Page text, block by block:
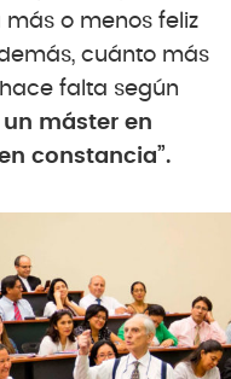
o menos feliz
cuánto más
falta según
un máster en
constancia”.